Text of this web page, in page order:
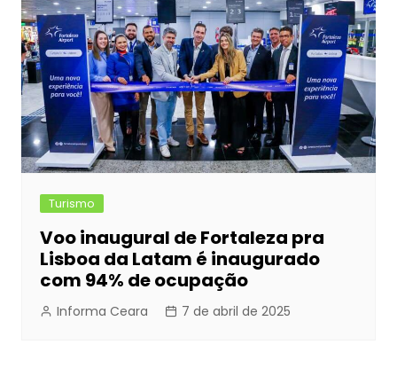
Turismo
Voo inaugural de Fortaleza pra
Lisboa da Latam é inaugurado
com 94% de ocupação
Informa Ceara 7 de abril de 2025